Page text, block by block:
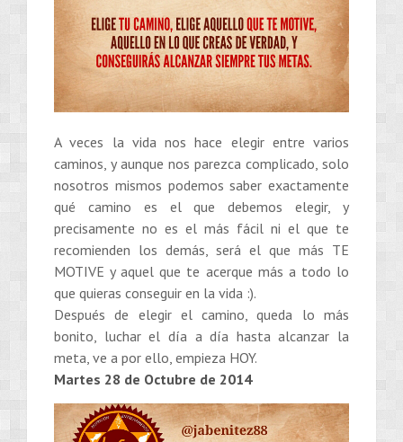
A veces la vida nos hace elegir entre varios
caminos, y aunque nos parezca complicado, solo
nosotros mismos podemos saber exactamente
qué camino es el que debemos elegir, y
precisamente no es el más fácil ni el que te
recomienden los demás, será el que más TE
MOTIVE y aquel que te acerque más a todo lo
que quieras conseguir en la vida :).
Después de elegir el camino, queda lo más
bonito, luchar el día a día hasta alcanzar la
meta, ve a por ello, empieza HOY.
Martes 28 de Octubre de 2014